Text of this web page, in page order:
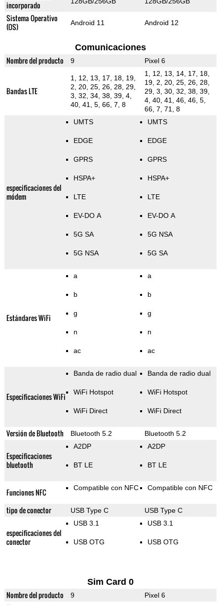
incorporado
Sistema Operativo
(OS)
Android 11 Android 12
Comunicaciones
Nombre del producto 9 Pixel 6
Bandas LTE
1, 12, 13, 17, 18, 19,
2, 20, 25, 26, 28, 29,
3, 32, 34, 38, 39, 4,
40, 41, 5, 66, 7, 8
1, 12, 13, 14, 17, 18,
19, 2, 20, 25, 26, 28,
29, 3, 30, 32, 38, 39,
4, 40, 41, 46, 46, 5,
66, 7, 71, 8
especificaciones del
módem
UMTS
EDGE
GPRS
HSPA+
LTE
EV-DO A
5G SA
5G NSA
UMTS
EDGE
GPRS
HSPA+
LTE
EV-DO A
5G NSA
5G SA
Estándares WiFi
a
b
g
n
ac
a
b
g
n
ac
Especificaciones WiFi
Banda de radio dual
WiFi Hotspot
WiFi Direct
Banda de radio dual
WiFi Hotspot
WiFi Direct
Versión de Bluetooth Bluetooth 5.2 Bluetooth 5.2
Especificaciones
bluetooth
A2DP
BT LE
A2DP
BT LE
Funciones NFC Compatible con NFC Compatible con NFC
tipo de conector USB Type C USB Type C
especificaciones del
conector
USB 3.1
USB OTG
USB 3.1
USB OTG
Sim Card 0
Nombre del producto 9 Pixel 6